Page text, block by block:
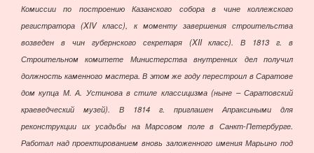
Комиссии по построению Казанского собора в чине коллежского
регистратора (XIV класс), к моменту завершения строительства
возведен в чин губернского секретаря (XII класс). В 1813 г. в
Строительном комитете Министерства внутренних дел получил
должность каменного мастера. В этом же году перестроил в Саратове
дом купца М. А. Устинова в стиле классицизма (ныне – Саратовский
краеведческий музей). В 1814 г. приглашен Апраксиными для
реконструкции их усадьбы на Марсовом поле в Санкт-Петербурге.
Работал над проектированием вновь заложенного имения Марьино под